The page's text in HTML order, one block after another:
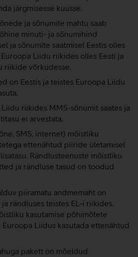
järgmisesse kuusse.
ja sõnumite mahtu saab
minuti- ja sõnumihind
ja sõnumite saatmisel Eestis olles
Liidu riikides olles Eesti ja
riikide võrkudesse.
on Eestis ja teistes Euroopa Liidu
riikides MMS-sõnumit saates ja
ei arvestata.
SMS, internet) mõistliku
ettenähtud piiride ületamisel
Rändlusteenuste mõistliku
ja rändluse tasud on toodud
piiramatu andmemaht on
ja rändluses teistes EL-i riikides.
kasutamise põhimõtete
Euroopa Liidus kasutada ettenähtud
pakett on mõeldud